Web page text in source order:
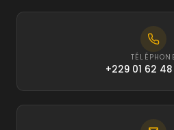
+229 01 62